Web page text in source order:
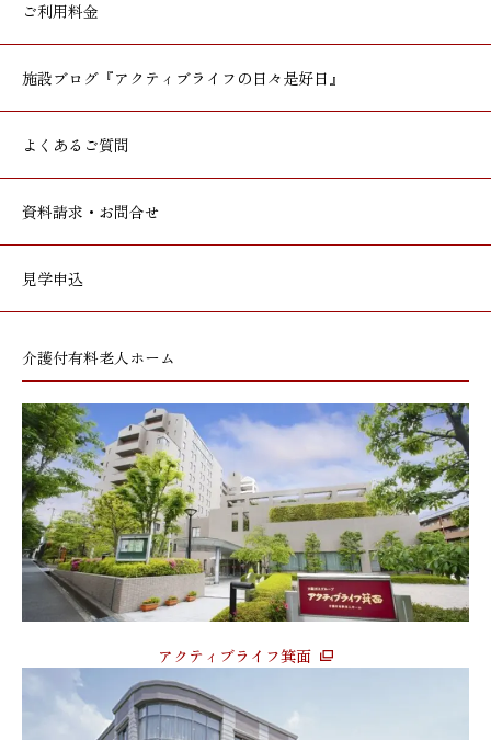
ご利用料金
施設ブログ 『アクティブライフの日々是好日』
よくあるご質問
資料請求・お問合せ
見学申込
介護付有料老人ホーム
アクティブライフ箕面